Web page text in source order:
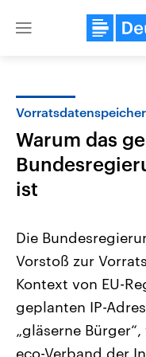
Close
Landtagswahl Sachsen-
2026
Alle Informationen
Sachsen-Anhalt wählt
September 2026 einen
Landtag. Seit 2021 wird
Bundesland von einer
Warum das
ist
Die
Vorstoß zur
Kontext von EU-
geplanten IP-
„gläserne
eco-Verband der